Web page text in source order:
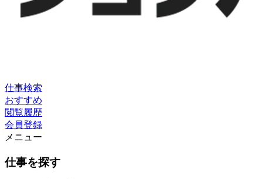
仕事検索
おすすめ
閲覧履歴
会員登録
メニュー
仕事を探す